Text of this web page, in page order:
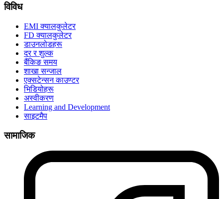
विविध
EMI क्यालकुलेटर
FD क्यालकुलेटर
डाउनलोडहरू
दर र शुल्क
बैंकिङ समय
शाखा सन्जाल
एक्सटेन्सन काउण्टर
भिडियोहरू
अस्वीकरण
Learning and Development
साइटमैप
सामाजिक